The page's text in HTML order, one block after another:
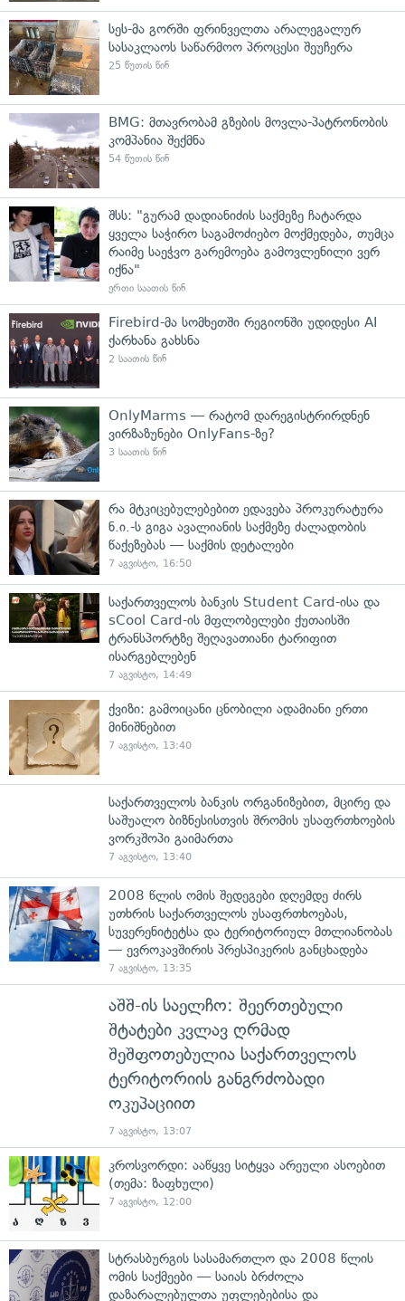
სეს-მა გორში ფრინველთა არალეგალურ
სასაკლაოს საწარმოო პროცესი შეუჩერა
25 წუთის წინ
BMG: მთავრობამ გზების მოვლა-პატრონობის
კომპანია შექმნა
54 წუთის წინ
შსს: "გურამ დადიანიძის საქმეზე ჩატარდა
ყველა საჭირო საგამოძიებო მოქმედება, თუმცა
რაიმე საეჭვო გარემოება გამოვლენილი ვერ
იქნა"
ერთი საათის წინ
Firebird-მა სომხეთში რეგიონში უდიდესი AI
ქარხანა გახსნა
2 საათის წინ
OnlyMarms — რატომ დარეგისტრირდნენ
ვირზაზუნები OnlyFans-ზე?
3 საათის წინ
რა მტკიცებულებებით ედავება პროკურატურა
ნ.ი.-ს გიგა ავალიანის საქმეზე ძალადობის
წაქეზებას — საქმის დეტალები
7 აგვისტო, 16:50
საქართველოს ბანკის Student Card-ისა და
sCool Card-ის მფლობელები ქუთაისში
ტრანსპორტზე შეღავათიანი ტარიფით
ისარგებლებენ
7 აგვისტო, 14:49
ქვიზი: გამოიცანი ცნობილი ადამიანი ერთი
მინიშნებით
7 აგვისტო, 13:40
საქართველოს ბანკის ორგანიზებით, მცირე და
საშუალო ბიზნესისთვის შრომის უსაფრთხოების
ვორკშოპი გაიმართა
7 აგვისტო, 13:40
2008 წლის ომის შედეგები დღემდე ძირს
უთხრის საქართველოს უსაფრთხოებას,
სუვერენიტეტსა და ტერიტორიულ მთლიანობას
— ევროკავშირის პრესპიკერის განცხადება
7 აგვისტო, 13:35
აშშ-ის საელჩო: შეერთებული
შტატები კვლავ ღრმად
შეშფოთებულია საქართველოს
ტერიტორიის განგრძობადი
ოკუპაციით
7 აგვისტო, 13:07
კროსვორდი: ააწყვე სიტყვა არეული ასოებით
(თემა: ზაფხული)
7 აგვისტო, 12:00
სტრასბურგის სასამართლო და 2008 წლის
ომის საქმეები — საიას ბრძოლა
დაზარალებულთა უფლებებისა და